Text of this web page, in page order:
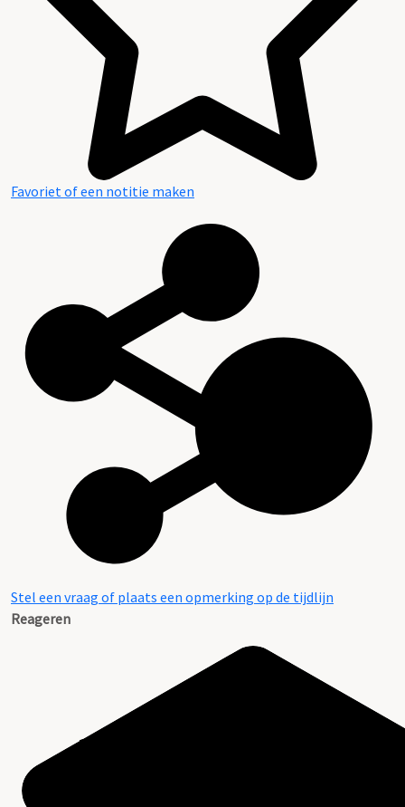
Favoriet of een notitie maken
Stel een vraag of plaats een opmerking op de tijdlijn
Reageren